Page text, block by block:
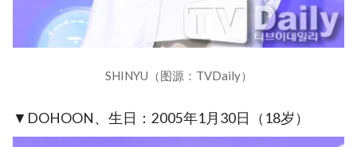
SHINYU（图源：TVDaily）
▼DOHOON、生日：2005年1月30日（18岁）